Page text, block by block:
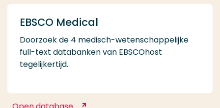
EBSCO Medical
Doorzoek de 4 medisch-wetenschappelijke
full-text databanken van EBSCOhost
tegelijkertijd.